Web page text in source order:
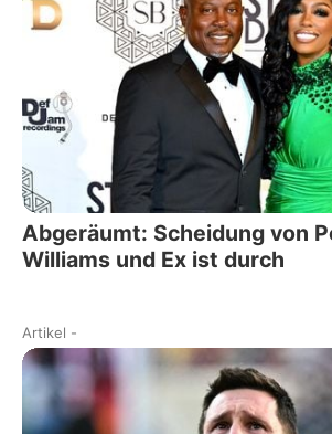
Abgeräumt: Scheidung von
Williams und Ex ist durch
Artikel -